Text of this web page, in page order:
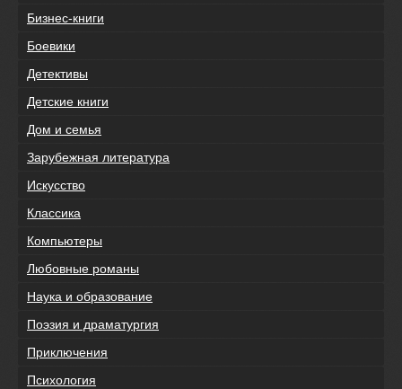
Бизнес-книги
Боевики
Детективы
Детские книги
Дом и семья
Зарубежная литература
Искусство
Классика
Компьютеры
Любовные романы
Наука и образование
Поэзия и драматургия
Приключения
Психология